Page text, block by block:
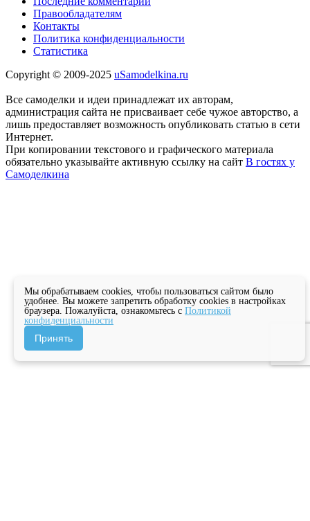
Правообладателям
Контакты
Политика конфиденциальности
Статистика
Copyright © 2009-2025 uSamodelkina.ru
Все самоделки и идеи принадлежат их авторам,
администрация сайта не присваивает себе чужое авторство, а
лишь предоставляет возможность опубликовать статью в сети
Интернет.
При копировании текстового и графического материала
обязательно указывайте активную ссылку на сайт В гостях у
Самоделкина
Мы обрабатываем cookies, чтобы пользоваться сайтом было
удобнее. Вы можете запретить обработку cookies в настройках
браузера. Пожалуйста, ознакомьтесь с Политикой
конфиденциальности
Принять